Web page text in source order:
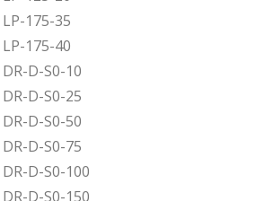
175-35
175-40
D-S0-10
D-S0-25
D-S0-50
D-S0-75
D-S0-100
D-S0-150